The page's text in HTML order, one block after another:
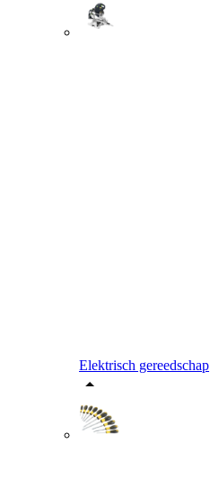
Elektrisch gereedschap